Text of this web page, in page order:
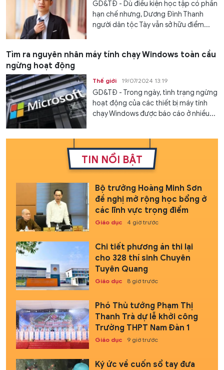
GD&TĐ - Dù điều kiện học tập có phần
hạn chế nhưng, Dương Đình Thanh
người dân tộc Tày vẫn sở hữu điểm...
Tìm ra nguyên nhân máy tính chạy Windows toàn cầu
ngừng hoạt động
Thế giới 19/07/2024 13:19
GD&TĐ - Trong ngày, tình trạng ngừng
hoạt động của các thiết bị máy tính
chạy Windows được báo cáo ở nhiều...
TIN NỔI BẬT
Bộ trưởng Hoàng Minh Sơn
đề nghị mở rộng học bổng ở
các lĩnh vực trọng điểm
Giáo dục 4 giờ trước
Chi tiết phương án thi lại
cho 328 thí sinh Chuyên
Tuyên Quang
Giáo dục 8 giờ trước
Phó Thủ tướng Phạm Thị
Thanh Trà dự lễ khởi công
Trường THPT Nam Đàn 1
Giáo dục 9 giờ trước
Ký ức về cuốn sổ tay đưa